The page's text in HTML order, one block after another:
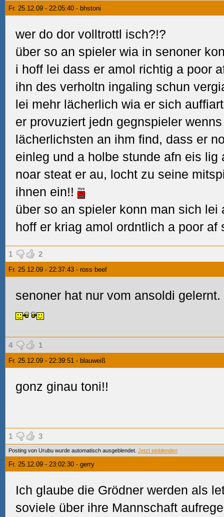
Fr. 25.12.09 - 22:05:40 - bhstoni
wer do dor volltrottl isch?!?
über so an spieler wia in senoner
i hoff lei dass er amol richtig a poor
ihn des verholtn ingaling schun
lei mehr lächerlich wia er sich
er provuziert jedn gegnspieler
lächerlichsten an ihm find, dass er
einleg und a holbe stunde afn eis lig
noar steat er au, locht zu seine
ihnen ein!!
über so an spieler konn man sich lei
hoff er kriag amol ordntlich a poor
1 2
Fr. 25.12.09 - 22:37:43 - ross beef
senoner hat nur vom ansoldi
4 1
Fr. 25.12.09 - 22:39:51 - blauweiß
gonz ginau toni!!
1 3
Posting von Urubu wurde automatisch ausgeblendet. Jetzt einblenden
Fr. 25.12.09 - 23:02:30 - gerry
Ich glaube die Grödner werden als
soviele über ihre Mannschaft